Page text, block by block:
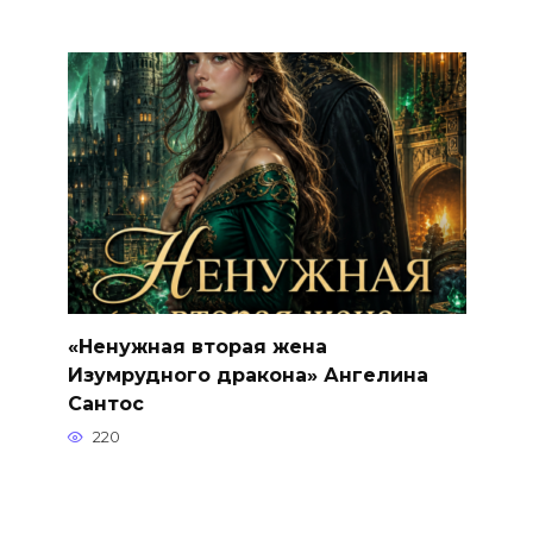
«Ненужная вторая жена
Изумрудного дракона» Ангелина
Сантос
220